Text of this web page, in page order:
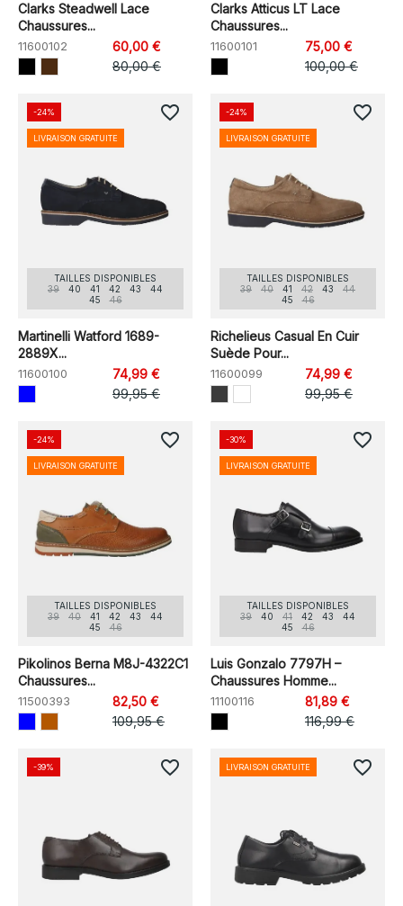
Clarks Steadwell Lace
Chaussures...
11600102
60,00 €
80,00 €
Clarks Atticus LT Lace
Chaussures...
11600101
75,00 €
100,00 €
TAILLES DISPONIBLES
39
40 41 42 43
44
45
46
Martinelli Watford 1689-
2889X...
11600100
74,99 €
99,95 €
-24%
LIVRAISON GRATUITE
favorite_border
TAILLES DISPONIBLES
39
40 41 42 43
44
45
46
Richelieus Casual En Cuir
Suède Pour...
11600099
74,99 €
99,95 €
-24%
LIVRAISON GRATUITE
favorite_border
TAILLES DISPONIBLES
39
40 41 42 43
44
45
46
Pikolinos Berna M8J-4322C1
Chaussures...
11500393
82,50 €
109,95 €
-24%
LIVRAISON GRATUITE
favorite_border
TAILLES DISPONIBLES
39
40 41 42 43
44
45
46
Luis Gonzalo 7797H –
Chaussures Homme...
11100116
81,89 €
116,99 €
-30%
LIVRAISON GRATUITE
favorite_border
-39% favorite_border LIVRAISON GRATUITE favorite_border